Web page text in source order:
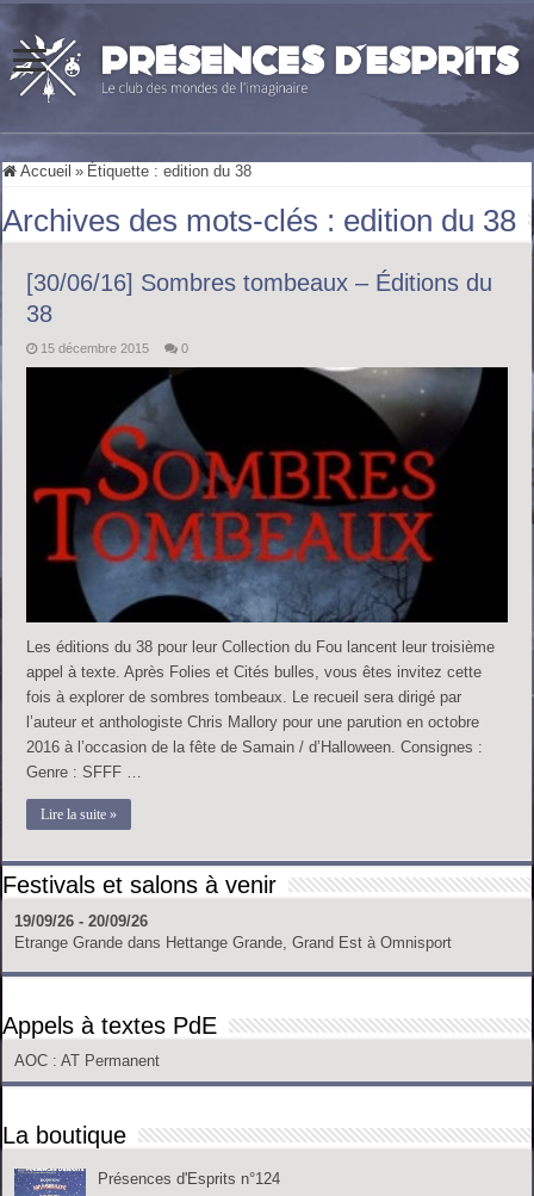
Accueil » Étiquette :edition du 38
Archives des mots-clés : edition du 38
[30/06/16] Sombres tombeaux – Éditions du
38
15 décembre 2015 0
Les éditions du 38 pour leur Collection du Fou lancent leur troisième
appel à texte. Après Folies et Cités bulles, vous êtes invitez cette
fois à explorer de sombres tombeaux. Le recueil sera dirigé par
l’auteur et anthologiste Chris Mallory pour une parution en octobre
2016 à l’occasion de la fête de Samain / d’Halloween. Consignes :
Genre : SFFF …
Lire la suite »
Festivals et salons à venir
19/09/26 - 20/09/26
Etrange Grande dans Hettange Grande, Grand Est à Omnisport
Appels à textes PdE
AOC : AT Permanent
La boutique
Présences d'Esprits n°124